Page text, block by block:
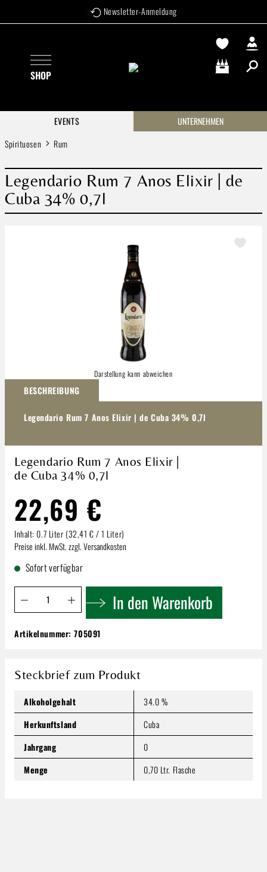
Zum Hauptinhalt springenVersandkostenfrei ab 99 €
Newsletter-Anmeldung
SHOP Warenkorb
EVENTS
UNTERNEHMEN
Spirituosen
Rum
Legendario Rum 7 Anos Elixir | de
Cuba 34% 0,7l
Darstellung kann abweichen
BESCHREIBUNG
Legendario Rum 7 Anos Elixir | de Cuba 34% 0,7l
Legendario Rum 7 Anos Elixir |
de Cuba 34% 0,7l
22,69 €
Inhalt: 0.7 Liter (32,41 € / 1 Liter)
Preise inkl. MwSt. zzgl. Versandkosten
Sofort verfügbar
Produkt Anzahl: Gib den gewünschten Wert ein oder
In den Warenkorb
Legendario Rum 7 Anos Elixir | de Cuba 34%
22,69 €
Preise inkl. MwSt. zzgl. Versandkosten
Produkt Anzahl: Gib den gewünschten Wert ein oder
In den Warenkorb
Artikelnummer:705091
Steckbrief zum Produkt
Alkoholgehalt
34.0 %
Herkunftsland
Cuba
Jahrgang
0
Menge
0,70 Ltr. Flasche